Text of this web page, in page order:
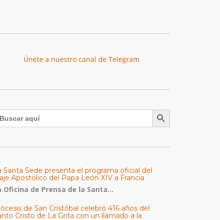
Únete a nuestro canal de Telegram
Botón de búsqueda
Santa Sede presenta el programa oficial del
Apostólico del Papa León XIV a Francia
Oficina de Prensa de la Santa...
de San Cristóbal celebró 416 años del
Cristo de La Grita con un llamado a la